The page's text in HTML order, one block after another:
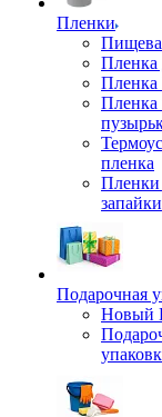
Пленки
Пленка
Пленка
пленка
Пленки
запайки
Подарочная
Новый